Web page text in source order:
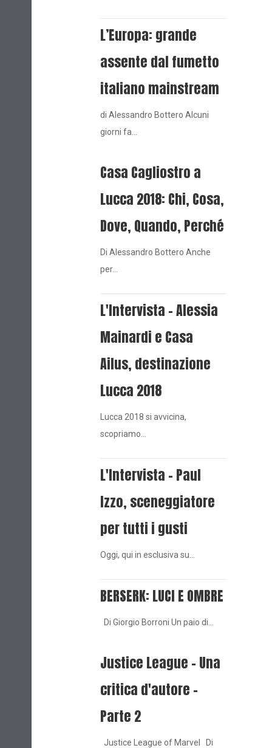
L’Europa: grande
assente dal fumetto
italiano mainstream
di Alessandro Bottero Alcuni
giorni fa…
Casa Cagliostro a
Lucca 2018: Chi, Cosa,
Dove, Quando, Perché
Di Alessandro Bottero Anche
per…
L'Intervista - Alessia
Mainardi e Casa
Ailus, destinazione
Lucca 2018
Lucca 2018 si avvicina,
scopriamo…
L'Intervista - Paul
Izzo, sceneggiatore
per tutti i gusti
Oggi, qui in esclusiva su…
BERSERK: LUCI E OMBRE
Di Giorgio Borroni Un paio di…
Justice League - Una
critica d'autore -
Parte 2
Justice League of Marvel Di